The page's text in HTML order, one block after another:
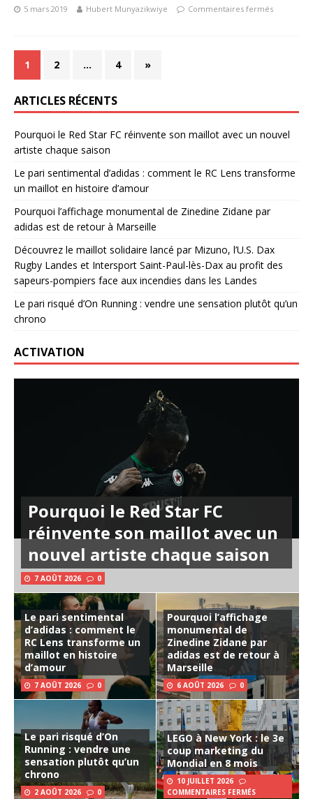
5 mars 2019 Hubert Munyazikwiye Commentaires fermés
1 2 … 4 »
ARTICLES RÉCENTS
Pourquoi le Red Star FC réinvente son maillot avec un nouvel
artiste chaque saison
Le pari sentimental d’adidas : comment le RC Lens transforme
un maillot en histoire d’amour
Pourquoi l’affichage monumental de Zinedine Zidane par
adidas est de retour à Marseille
Découvrez le maillot solidaire lancé par Mizuno, l’U.S. Dax
Rugby Landes et Intersport Saint-Paul-lès-Dax au profit des
sapeurs-pompiers face aux incendies dans les Landes
Le pari risqué d’On Running : vendre une sensation plutôt qu’un
chrono
ACTIVATION
Pourquoi le Red Star FC
réinvente son maillot avec un
nouvel artiste chaque saison
7 AOÛT 2026 0
Le pari sentimental
d’adidas : comment le
RC Lens transforme un
maillot en histoire
d’amour
7 AOÛT 2026 0
Pourquoi l’affichage
monumental de
Zinedine Zidane par
adidas est de retour à
Marseille
6 AOÛT 2026 0
Le pari risqué d’On
Running : vendre une
sensation plutôt qu’un
chrono
2 AOÛT 2026 0
LEGO à New York : le 3e
coup marketing du
Mondial en 8 mois
10 JUILLET 2026
COMMENTAIRES FERMÉS